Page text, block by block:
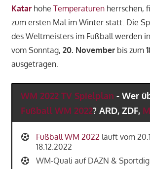
Katarhohe Temperaturenherrschen,
zum ersten Mal im Winter statt. Die
des Weltmeisters im Fußball werden
vom Sonntag, 20. Novemberbis zum
ausgetragen.
WM 2022 TV Spielplan - Wer
Fußball WM 2022? ARD, ZDF,
Fußball WM 2022 läuft vom
18.12.2022
WM-Quali auf DAZN &